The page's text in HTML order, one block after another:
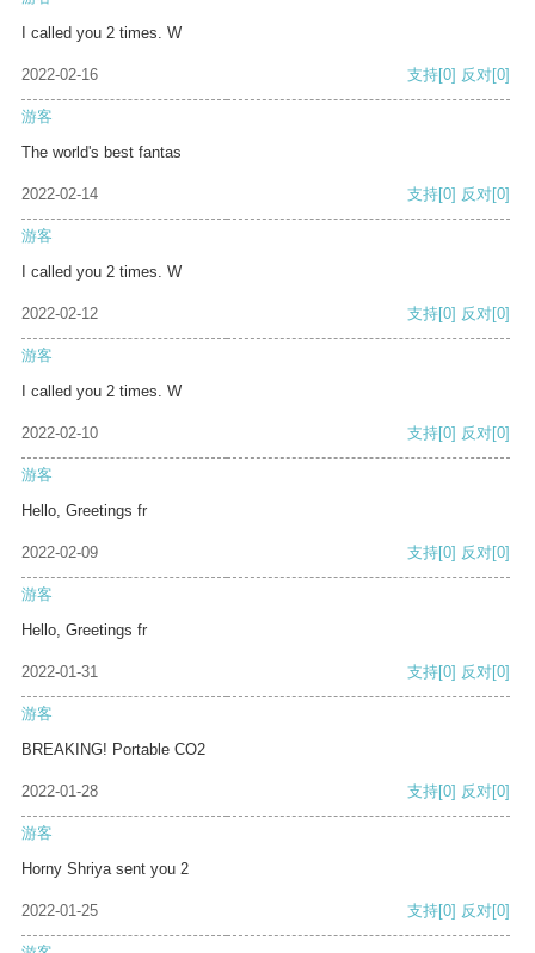
I called you 2 times. W
2022-02-16 支持[0] 反对[0]
游客
The world's best fantas
2022-02-14 支持[0] 反对[0]
游客
I called you 2 times. W
2022-02-12 支持[0] 反对[0]
游客
I called you 2 times. W
2022-02-10 支持[0] 反对[0]
游客
Hello, Greetings fr
2022-02-09 支持[0] 反对[0]
游客
Hello, Greetings fr
2022-01-31 支持[0] 反对[0]
游客
BREAKING! Portable CO2
2022-01-28 支持[0] 反对[0]
游客
Horny Shriya sent you 2
2022-01-25 支持[0] 反对[0]